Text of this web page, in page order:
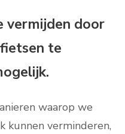
vermijden door
te
waarop we
kunnen verminderen,